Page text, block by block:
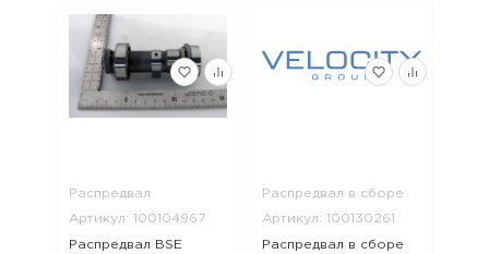
Распредвал
Артикул: 100104967
Распредвал BSE
Распредвал в сборе
Артикул: 100130261
Распредвал в сборе